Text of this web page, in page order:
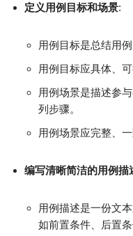
定义用例目标和场景:
用例目标是总结用
用例目标应具体、
用例场景是描述参
列步骤。
用例场景应完整、
编写清晰简洁的用例描
用例描述是一份文
如前置条件、后置